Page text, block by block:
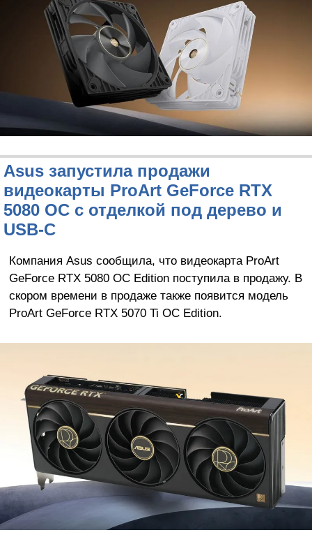
Asus запустила продажи
видеокарты ProArt GeForce RTX
5080 OC с отделкой под дерево и
USB-C
Компания Asus сообщила, что видеокарта ProArt
GeForce RTX 5080 OC Edition поступила в продажу. В
скором времени в продаже также появится модель
ProArt GeForce RTX 5070 Ti OC Edition.